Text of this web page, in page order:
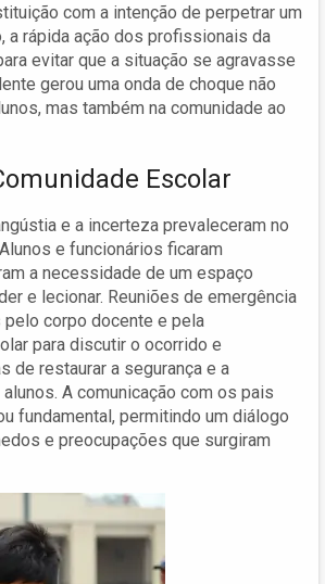
com a intenção de perpetrar um
a rápida ação dos profissionais da
evitar que a situação se agravasse
gerou uma onda de choque não
mas também na comunidade ao
Escolar
e a incerteza prevaleceram no
e funcionários ficaram
a necessidade de um espaço
e lecionar. Reuniões de emergência
corpo docente e pela
para discutir o ocorrido e
de restaurar a segurança e a
A comunicação com os pais
fundamental, permitindo um diálogo
e preocupações que surgiram